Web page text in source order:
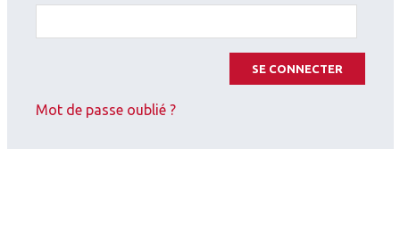
SFOALC
SE CONNECTER
Mot de passe oublié ?